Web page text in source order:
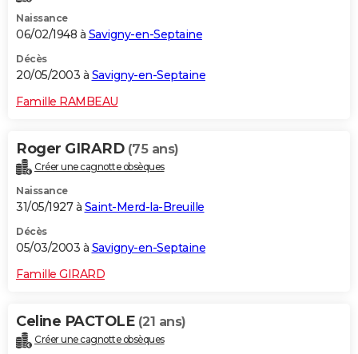
Naissance
06/02/1948 à Savigny-en-Septaine
Décès
20/05/2003 à Savigny-en-Septaine
Famille RAMBEAU
Roger GIRARD (75 ans)
Créer une cagnotte obsèques
Naissance
31/05/1927 à Saint-Merd-la-Breuille
Décès
05/03/2003 à Savigny-en-Septaine
Famille GIRARD
Celine PACTOLE (21 ans)
Créer une cagnotte obsèques